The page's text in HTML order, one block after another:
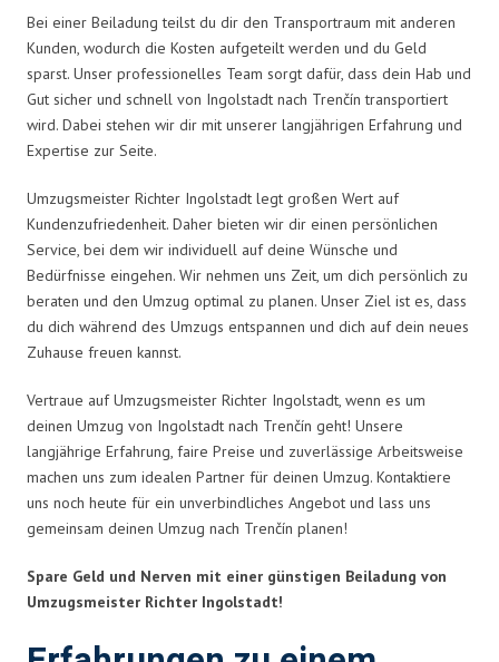
Bei einer Beiladung teilst du dir den Transportraum mit anderen
Kunden, wodurch die Kosten aufgeteilt werden und du Geld
sparst. Unser professionelles Team sorgt dafür, dass dein Hab und
Gut sicher und schnell von Ingolstadt nach Trenčín transportiert
wird. Dabei stehen wir dir mit unserer langjährigen Erfahrung und
Expertise zur Seite.
Umzugsmeister Richter Ingolstadt legt großen Wert auf
Kundenzufriedenheit. Daher bieten wir dir einen persönlichen
Service, bei dem wir individuell auf deine Wünsche und
Bedürfnisse eingehen. Wir nehmen uns Zeit, um dich persönlich zu
beraten und den Umzug optimal zu planen. Unser Ziel ist es, dass
du dich während des Umzugs entspannen und dich auf dein neues
Zuhause freuen kannst.
Vertraue auf Umzugsmeister Richter Ingolstadt, wenn es um
deinen Umzug von Ingolstadt nach Trenčín geht! Unsere
langjährige Erfahrung, faire Preise und zuverlässige Arbeitsweise
machen uns zum idealen Partner für deinen Umzug. Kontaktiere
uns noch heute für ein unverbindliches Angebot und lass uns
gemeinsam deinen Umzug nach Trenčín planen!
Spare Geld und Nerven mit einer günstigen Beiladung von
Umzugsmeister Richter Ingolstadt!